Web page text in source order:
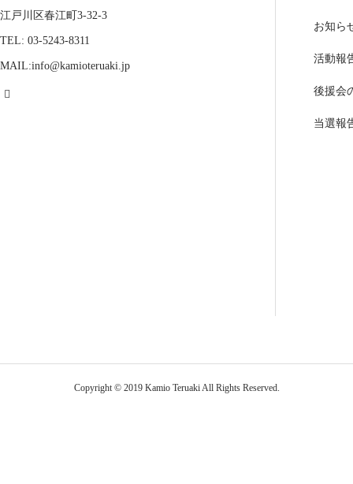
江戸川区春江町3-32-3
TEL: 03-5243-8311
MAIL:info@kamioteruaki.jp
お知ら
活動報
後援会
当選報
Copyright © 2019 Kamio Teruaki All Rights Reserved.